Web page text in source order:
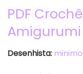
PDF
Desenhista: